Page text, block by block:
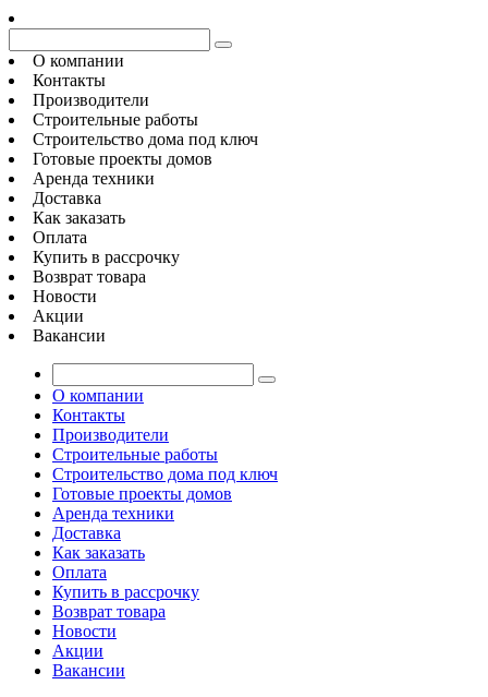
О компании
Контакты
Производители
Строительные работы
Строительство дома под ключ
Готовые проекты домов
Аренда техники
Доставка
Как заказать
Оплата
Купить в рассрочку
Возврат товара
Новости
Акции
Вакансии
О компании
Контакты
Производители
Строительные работы
Строительство дома под ключ
Готовые проекты домов
Аренда техники
Доставка
Как заказать
Оплата
Купить в рассрочку
Возврат товара
Новости
Акции
Вакансии